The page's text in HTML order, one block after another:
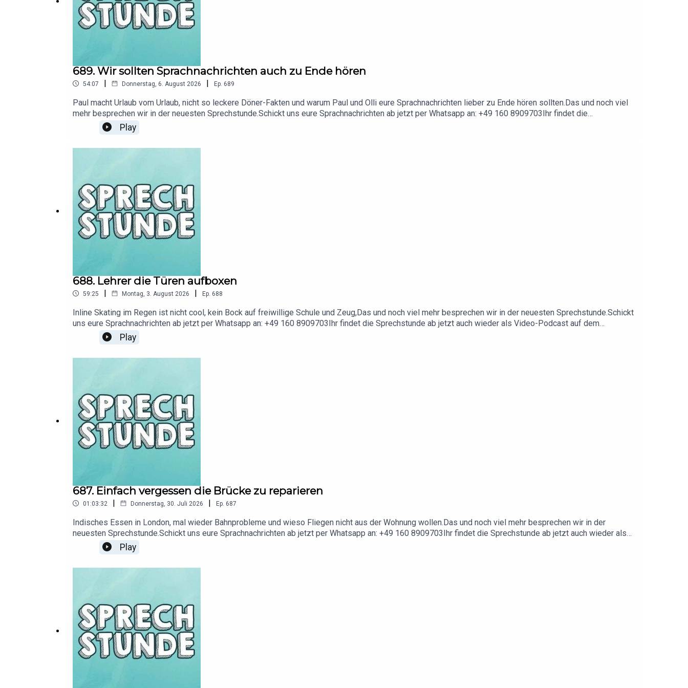
689. Wir sollten Sprachnachrichten auch zu Ende hören
54:07 | Donnerstag, 6. August 2026 | Ep. 689
Paul macht Urlaub vom Urlaub, nicht so leckere Döner-Fakten und warum Paul und Olli eure Sprachnachrichten lieber zu Ende hören sollten.Das und noch viel
mehr besprechen wir in der neuesten Sprechstunde.Schickt uns eure Sprachnachrichten ab jetzt per Whatsapp an: +49 160 8909703Ihr findet die
Sprechstunde ab jetzt auch wieder als Video-Podcast auf dem DoktorFroid YouTube Kanal!Feedback, Diskussionen und Rückfragen beantworten wir auf
unserem Discord Server: https://discord.gg/360erHier gibt's alle Infos zu unseren Werbepartnern, Codes und noch mehr: https://linktr.ee/360er
Play
688. Lehrer die Türen aufboxen
59:25 | Montag, 3. August 2026 | Ep. 688
Inline Skating im Regen ist nicht cool, kein Bock auf freiwillige Schule und Zeug,Das und noch viel mehr besprechen wir in der neuesten Sprechstunde.Schickt
uns eure Sprachnachrichten ab jetzt per Whatsapp an: +49 160 8909703Ihr findet die Sprechstunde ab jetzt auch wieder als Video-Podcast auf dem
DoktorFroid YouTube Kanal!Feedback, Diskussionen und Rückfragen beantworten wir auf unserem Discord Server: https://discord.gg/360erHier gibt's alle
Infos zu unseren Werbepartnern, Codes und noch mehr: https://linktr.ee/360er
Play
687. Einfach vergessen die Brücke zu reparieren
01:03:32 | Donnerstag, 30. Juli 2026 | Ep. 687
Indisches Essen in London, mal wieder Bahnprobleme und wieso Fliegen nicht aus der Wohnung wollen.Das und noch viel mehr besprechen wir in der
neuesten Sprechstunde.Schickt uns eure Sprachnachrichten ab jetzt per Whatsapp an: +49 160 8909703Ihr findet die Sprechstunde ab jetzt auch wieder als
Video-Podcast auf dem DoktorFroid YouTube Kanal!Feedback, Diskussionen und Rückfragen beantworten wir auf unserem Discord Server:
https://discord.gg/360erHier gibt's alle Infos zu unseren Werbepartnern, Codes und noch mehr: https://linktr.ee/360er
Play